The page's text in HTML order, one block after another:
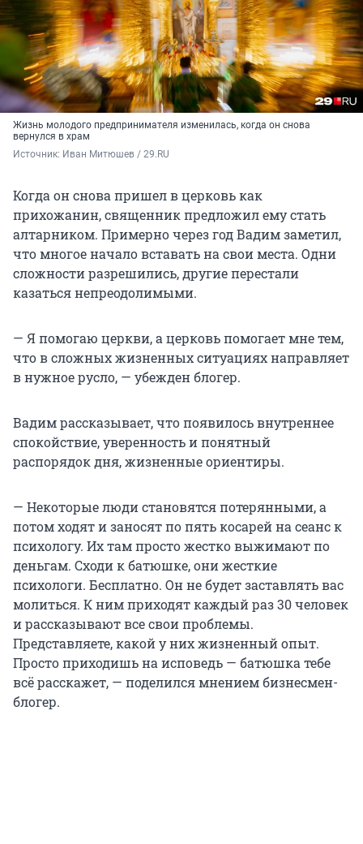
Жизнь молодого предпринимателя изменилась, когда он снова
вернулся в храм
Источник: Иван Митюшев / 29.RU
Когда он снова пришел в церковь как
прихожанин, священник предложил ему стать
алтарником. Примерно через год Вадим заметил,
что многое начало вставать на свои места. Одни
сложности разрешились, другие перестали
казаться непреодолимыми.
— Я помогаю церкви, а церковь помогает мне тем,
что в сложных жизненных ситуациях направляет
в нужное русло, — убежден блогер.
Вадим рассказывает, что появилось внутреннее
спокойствие, уверенность и понятный
распорядок дня, жизненные ориентиры.
— Некоторые люди становятся потерянными, а
потом ходят и заносят по пять косарей на сеанс к
психологу. Их там просто жестко выжимают по
деньгам. Сходи к батюшке, они жесткие
психологи. Бесплатно. Он не будет заставлять вас
молиться. К ним приходят каждый раз 30 человек
и рассказывают все свои проблемы.
Представляете, какой у них жизненный опыт.
Просто приходишь на исповедь — батюшка тебе
всё расскажет, — поделился мнением бизнесмен-
блогер.